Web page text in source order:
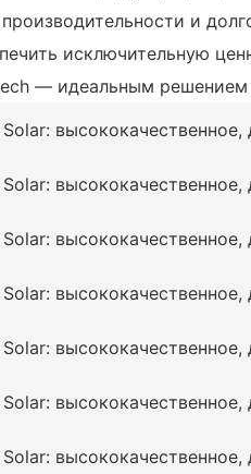
и
исключительную
— идеальным решением